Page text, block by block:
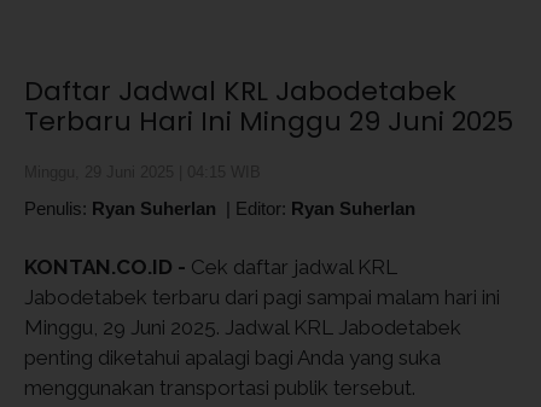
Daftar Jadwal KRL Jabodetabek
Terbaru Hari Ini Minggu 29 Juni 2025
Penulis: Ryan Suherlan | Editor: Ryan Suherlan
KONTAN.CO.ID - Cek daftar jadwal KRL
Jabodetabek terbaru dari pagi sampai malam hari ini
Minggu, 29 Juni 2025. Jadwal KRL Jabodetabek
penting diketahui apalagi bagi Anda yang suka
menggunakan transportasi publik tersebut.